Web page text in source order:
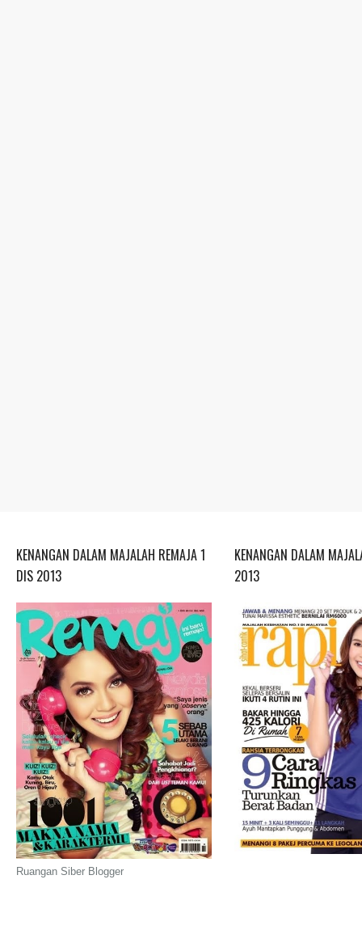
KENANGAN DALAM MAJALAH REMAJA 1
DIS 2013
Ruangan Siber Blogger
KENANGAN DALAM
2013